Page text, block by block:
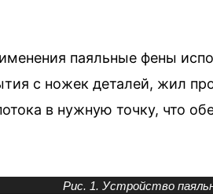
паяльные фены
с ножек деталей, жил
в нужную точку, что
Рис. 1. Устройство